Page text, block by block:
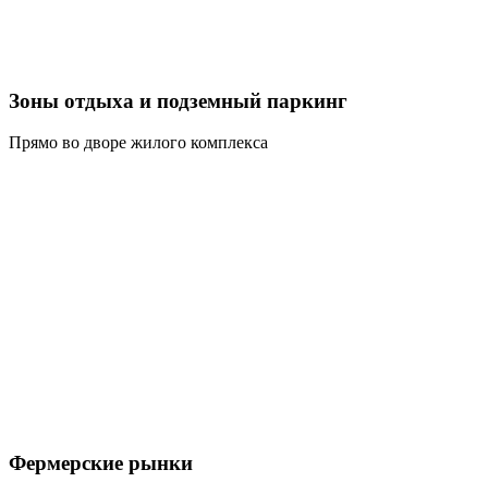
Зоны отдыха и подземный паркинг
Прямо во дворе жилого комплекса
Фермерские рынки